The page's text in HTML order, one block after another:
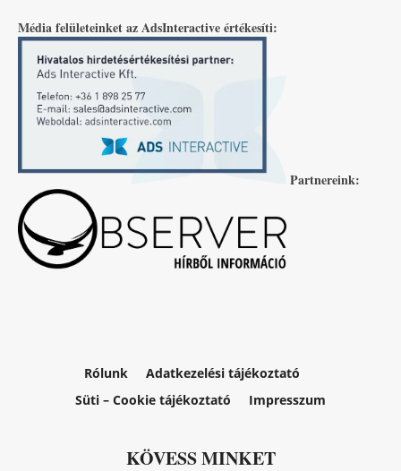
Média felületeinket az AdsInteractive értékesíti:
Partnereink:
Rólunk
Adatkezelési tájékoztató
Süti – Cookie tájékoztató
Impresszum
KÖVESS MINKET